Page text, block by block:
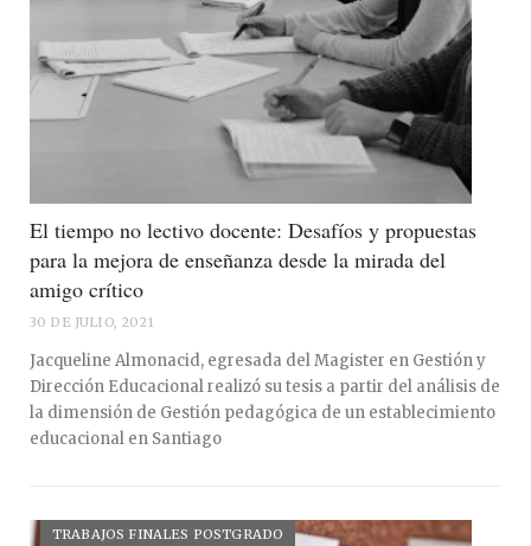
El tiempo no lectivo docente: Desafíos y propuestas
para la mejora de enseñanza desde la mirada del
amigo crítico
30 DE JULIO, 2021
Jacqueline Almonacid, egresada del Magister en Gestión y
Dirección Educacional realizó su tesis a partir del análisis de
la dimensión de Gestión pedagógica de un establecimiento
educacional en Santiago
TRABAJOS FINALES POSTGRADO